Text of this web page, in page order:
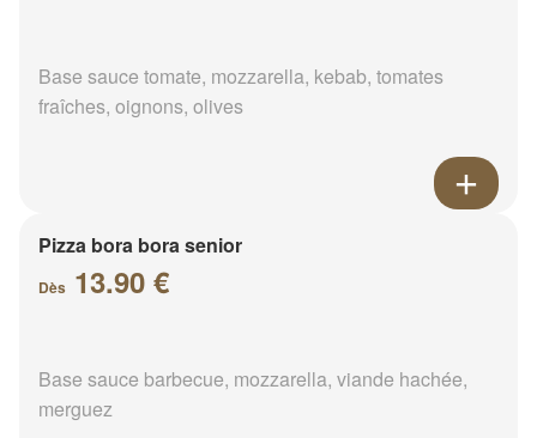
Base sauce tomate, mozzarella, kebab, tomates
fraîches, oignons, olives
Pizza bora bora senior
Dès 13.90 €
Base sauce barbecue, mozzarella, viande hachée,
merguez